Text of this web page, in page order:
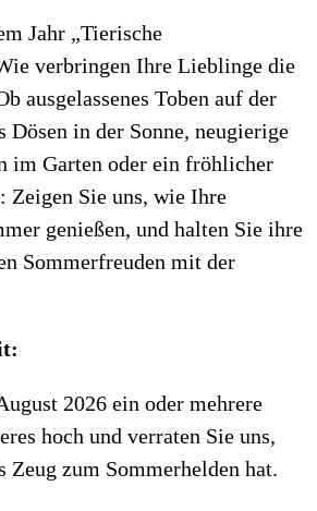
Jahr „Tierische
verbringen Ihre Lieblinge die
ausgelassenes Toben auf der
Dösen in der Sonne, neugierige
im Garten oder ein fröhlicher
Zeigen Sie uns, wie Ihre
genießen, und halten Sie ihre
Sommerfreuden mit der
2026 ein oder mehrere
hoch und verraten Sie uns,
Zeug zum Sommerhelden hat.